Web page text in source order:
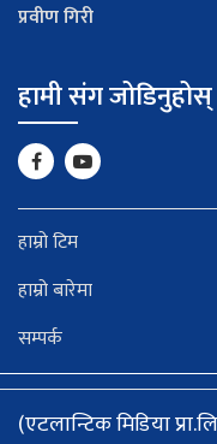
प्रवीण गिरी
हामी संग जोडिनुहोस्
हाम्रो टिम
हाम्रो बारेमा
सम्पर्क
(एटलान्टिक मिडिया